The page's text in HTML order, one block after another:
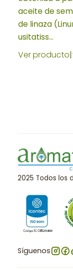
aceite de
de linaza
usitatiss...
Ver producto|
2025 Todos los
Síguenos